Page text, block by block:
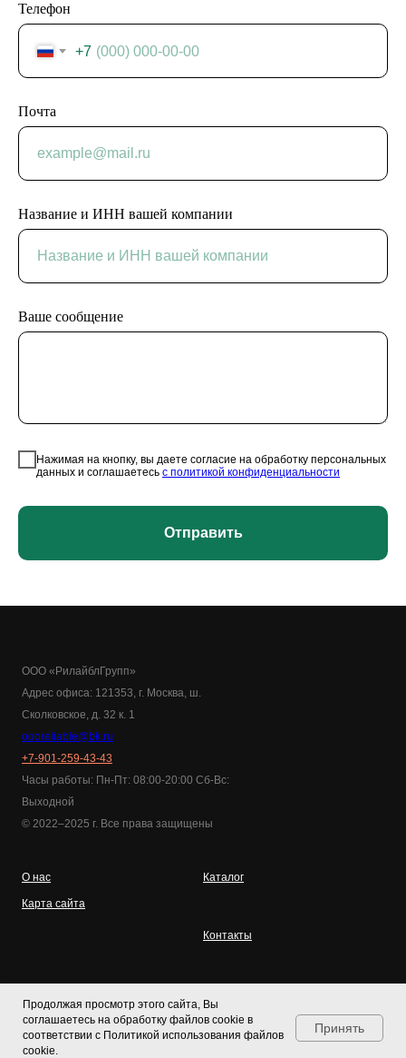
Телефон
+7
Почта
Название и ИНН вашей компании
Ваше сообщение
Нажимая на кнопку, вы даете согласие на обработку персональных
данных и соглашаетесь c политикой конфиденциальности
Отправить
Продолжая просмотр этого сайта, Вы
соглашаетесь на обработку файлов cookie в
соответствии с Политикой использования файлов
cookie.
Принять
ООО «РилайблГрупп»
Адрес офиса: 121353, г. Москва, ш.
Сколковское, д. 32 к. 1
oooreliable@bk.ru
+7-901-259-43-43
Часы работы: Пн-Пт: 08:00-20:00 Cб-Вс:
Выходной
© 2022–2025 г. Все права защищены
О нас
Карта сайта
Каталог
Контакты